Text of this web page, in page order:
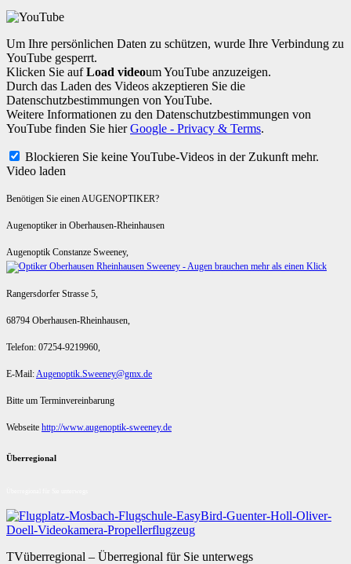
Um Ihre persönlichen Daten zu schützen, wurde Ihre Verbindung zu
YouTube gesperrt.
Klicken Sie aufLoad videoum YouTube anzuzeigen.
Durch das Laden des Videos akzeptieren Sie die
Datenschutzbestimmungen von YouTube.
Weitere Informationen zu den Datenschutzbestimmungen von
YouTube finden Sie hierGoogle - Privacy & Terms.
Blockieren Sie keine YouTube-Videos in der Zukunft mehr.
Video laden
Benötigen Sie einen AUGENOPTIKER?
Augenoptiker in Oberhausen-Rheinhausen
Augenoptik Constanze Sweeney,
Rangersdorfer Strasse 5,
68794 Oberhausen-Rheinhausen,
Telefon: 07254-9219960,
E-Mail:Augenoptik.Sweeney@gmx.de
Bitte um Terminvereinbarung
Webseite http://www.augenoptik-sweeney.de
Überregional
TVüberregional – Überregional für Sie unterwegs